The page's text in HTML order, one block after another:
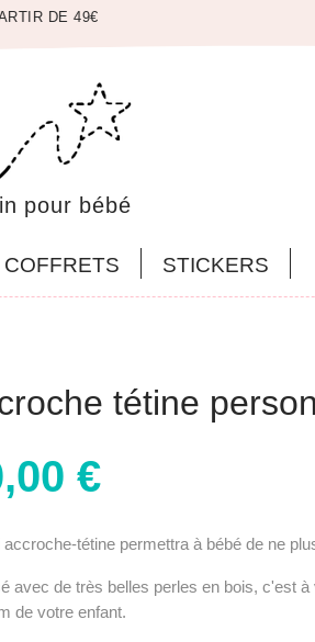
DE 49€
pour bébé
COFFRETS STICKERS
tétine
€
accroche-tétine permettra à bébé de ne
avec de très belles perles en bois, c'est
de votre enfant.